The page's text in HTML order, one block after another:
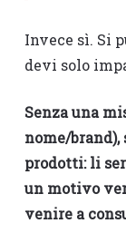
Invece sì. Si
devi solo
Senza una
nome/brand),
prodotti: li
un motivo
venire a